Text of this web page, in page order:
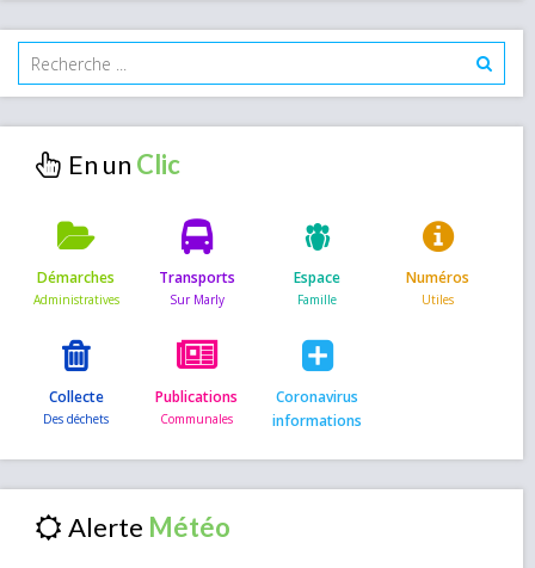
En un
Démarches Transports Espace Numéros
Collecte Publications
Coronavirus
informations
Alerte